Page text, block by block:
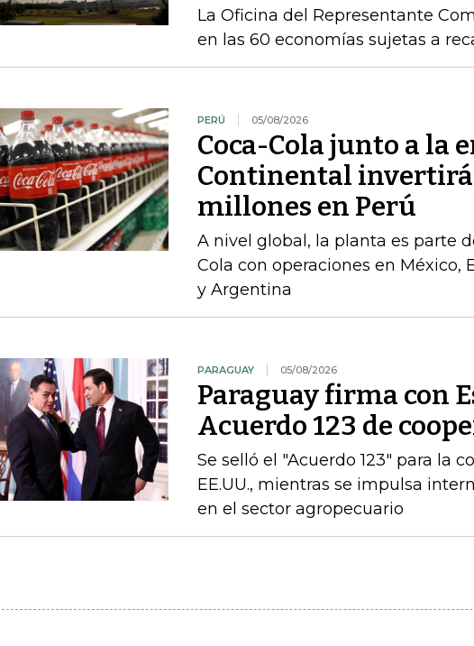
La Oficina del Representante
en las 60 economías sujetas a
PERÚ 05/08/2026
Coca-Cola junto a la
Continental
millones en Perú
A nivel global, la planta es parte
Cola con operaciones en México,
y Argentina
PARAGUAY 05/08/2026
Paraguay firma con
Acuerdo 123 de
Se selló el "Acuerdo 123" para la
EE.UU., mientras se impulsa
en el sector agropecuario